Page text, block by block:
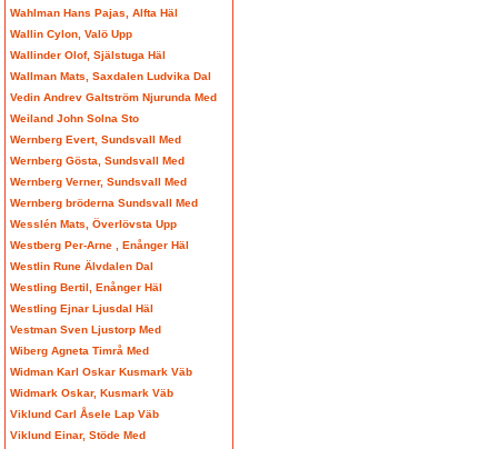
Wahlman Hans Pajas, Alfta Häl
Wallin Cylon, Valö Upp
Wallinder Olof, Själstuga Häl
Wallman Mats, Saxdalen Ludvika Dal
Vedin Andrev Galtström Njurunda Med
Weiland John Solna Sto
Wernberg Evert, Sundsvall Med
Wernberg Gösta, Sundsvall Med
Wernberg Verner, Sundsvall Med
Wernberg bröderna Sundsvall Med
Wesslén Mats, Överlövsta Upp
Westberg Per-Arne , Enånger Häl
Westlin Rune Älvdalen Dal
Westling Bertil, Enånger Häl
Westling Ejnar Ljusdal Häl
Vestman Sven Ljustorp Med
Wiberg Agneta Timrå Med
Widman Karl Oskar Kusmark Väb
Widmark Oskar, Kusmark Väb
Viklund Carl Åsele Lap Väb
Viklund Einar, Stöde Med